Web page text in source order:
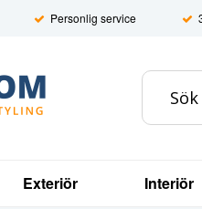
Personlig service
Exteriör Interiör